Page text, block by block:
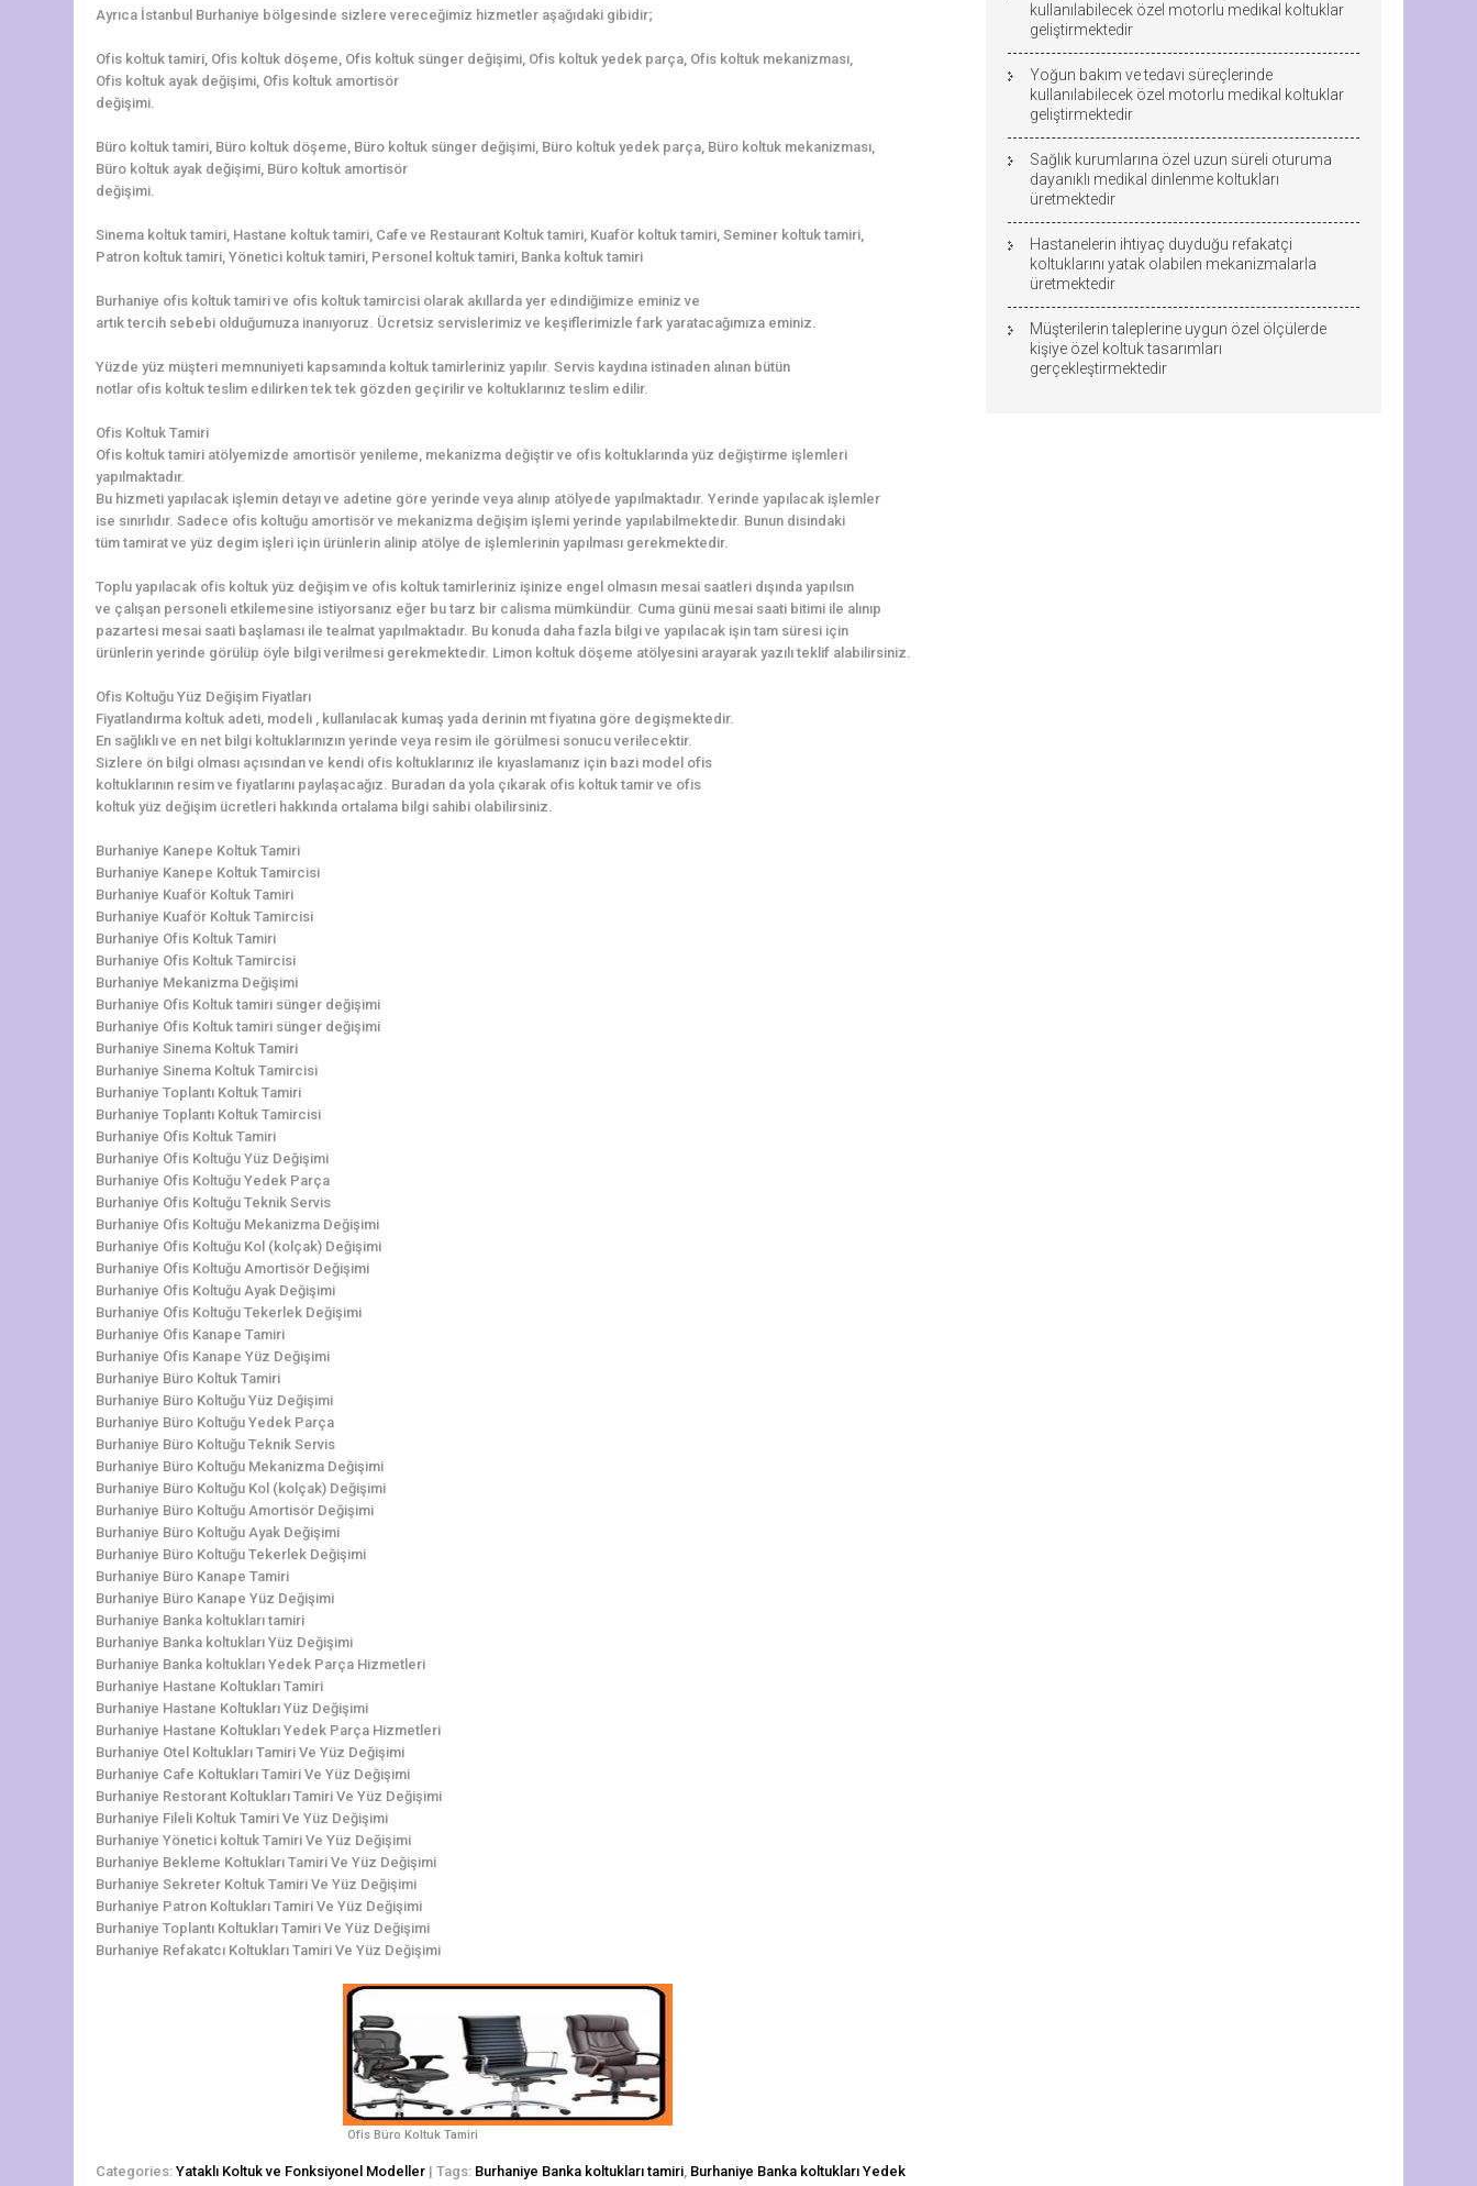
Ayrıca İstanbul Burhaniye bölgesinde sizlere vereceğimiz hizmetler aşağıdaki gibidir;
Ofis koltuk tamiri, Ofis koltuk döşeme, Ofis koltuk sünger değişimi, Ofis koltuk yedek parça, Ofis koltuk mekanizması,
Ofis koltuk ayak değişimi, Ofis koltuk amortisör
değişimi.
Büro koltuk tamiri, Büro koltuk döşeme, Büro koltuk sünger değişimi, Büro koltuk yedek parça, Büro koltuk mekanizması,
Büro koltuk ayak değişimi, Büro koltuk amortisör
değişimi.
Sinema koltuk tamiri, Hastane koltuk tamiri, Cafe ve Restaurant Koltuk tamiri, Kuaför koltuk tamiri, Seminer koltuk tamiri,
Patron koltuk tamiri, Yönetici koltuk tamiri, Personel koltuk tamiri, Banka koltuk tamiri
Burhaniye ofis koltuk tamiri ve ofis koltuk tamircisi olarak akıllarda yer edindiğimize eminiz ve
artık tercih sebebi olduğumuza inanıyoruz. Ücretsiz servislerimiz ve keşiflerimizle fark yaratacağımıza eminiz.
Yüzde yüz müşteri memnuniyeti kapsamında koltuk tamirleriniz yapılır. Servis kaydına istinaden alınan bütün
notlar ofis koltuk teslim edilirken tek tek gözden geçirilir ve koltuklarınız teslim edilir.
Ofis Koltuk Tamiri
Ofis koltuk tamiri atölyemizde amortisör yenileme, mekanizma değiştir ve ofis koltuklarında yüz değiştirme işlemleri
yapılmaktadır.
Bu hizmeti yapılacak işlemin detayı ve adetine göre yerinde veya alınıp atölyede yapılmaktadır. Yerinde yapılacak işlemler
ise sınırlıdır. Sadece ofis koltuğu amortisör ve mekanizma değişim işlemi yerinde yapılabilmektedir. Bunun disindaki
tüm tamirat ve yüz degim işleri için ürünlerin alinip atölye de işlemlerinin yapılması gerekmektedir.
Toplu yapılacak ofis koltuk yüz değişim ve ofis koltuk tamirleriniz işinize engel olmasın mesai saatleri dışında yapılsın
ve çalışan personeli etkilemesine istiyorsanız eğer bu tarz bir calisma mümkündür. Cuma günü mesai saati bitimi ile alınıp
pazartesi mesai saati başlaması ile tealmat yapılmaktadır. Bu konuda daha fazla bilgi ve yapılacak işin tam süresi için
ürünlerin yerinde görülüp öyle bilgi verilmesi gerekmektedir. Limon koltuk döşeme atölyesini arayarak yazılı teklif alabilirsiniz.
Ofis Koltuğu Yüz Değişim Fiyatları
Fiyatlandırma koltuk adeti, modeli , kullanılacak kumaş yada derinin mt fiyatına göre degişmektedir.
En sağlıklı ve en net bilgi koltuklarınızın yerinde veya resim ile görülmesi sonucu verilecektir.
Sizlere ön bilgi olması açısından ve kendi ofis koltuklarınız ile kıyaslamanız için bazi model ofis
koltuklarının resim ve fiyatlarını paylaşacağız. Buradan da yola çıkarak ofis koltuk tamir ve ofis
koltuk yüz değişim ücretleri hakkında ortalama bilgi sahibi olabilirsiniz.
Burhaniye Kanepe Koltuk Tamiri
Burhaniye Kanepe Koltuk Tamircisi
Burhaniye Kuaför Koltuk Tamiri
Burhaniye Kuaför Koltuk Tamircisi
Burhaniye Ofis Koltuk Tamiri
Burhaniye Ofis Koltuk Tamircisi
Burhaniye Mekanizma Değişimi
Burhaniye Ofis Koltuk tamiri sünger değişimi
Burhaniye Ofis Koltuk tamiri sünger değişimi
Burhaniye Sinema Koltuk Tamiri
Burhaniye Sinema Koltuk Tamircisi
Burhaniye Toplantı Koltuk Tamiri
Burhaniye Toplantı Koltuk Tamircisi
Burhaniye Ofis Koltuk Tamiri
Burhaniye Ofis Koltuğu Yüz Değişimi
Burhaniye Ofis Koltuğu Yedek Parça
Burhaniye Ofis Koltuğu Teknik Servis
Burhaniye Ofis Koltuğu Mekanizma Değişimi
Burhaniye Ofis Koltuğu Kol (kolçak) Değişimi
Burhaniye Ofis Koltuğu Amortisör Değişimi
Burhaniye Ofis Koltuğu Ayak Değişimi
Burhaniye Ofis Koltuğu Tekerlek Değişimi
Burhaniye Ofis Kanape Tamiri
Burhaniye Ofis Kanape Yüz Değişimi
Burhaniye Büro Koltuk Tamiri
Burhaniye Büro Koltuğu Yüz Değişimi
Burhaniye Büro Koltuğu Yedek Parça
Burhaniye Büro Koltuğu Teknik Servis
Burhaniye Büro Koltuğu Mekanizma Değişimi
Burhaniye Büro Koltuğu Kol (kolçak) Değişimi
Burhaniye Büro Koltuğu Amortisör Değişimi
Burhaniye Büro Koltuğu Ayak Değişimi
Burhaniye Büro Koltuğu Tekerlek Değişimi
Burhaniye Büro Kanape Tamiri
Burhaniye Büro Kanape Yüz Değişimi
Burhaniye Banka koltukları tamiri
Burhaniye Banka koltukları Yüz Değişimi
Burhaniye Banka koltukları Yedek Parça Hizmetleri
Burhaniye Hastane Koltukları Tamiri
Burhaniye Hastane Koltukları Yüz Değişimi
Burhaniye Hastane Koltukları Yedek Parça Hizmetleri
Burhaniye Otel Koltukları Tamiri Ve Yüz Değişimi
Burhaniye Cafe Koltukları Tamiri Ve Yüz Değişimi
Burhaniye Restorant Koltukları Tamiri Ve Yüz Değişimi
Burhaniye Fileli Koltuk Tamiri Ve Yüz Değişimi
Burhaniye Yönetici koltuk Tamiri Ve Yüz Değişimi
Burhaniye Bekleme Koltukları Tamiri Ve Yüz Değişimi
Burhaniye Sekreter Koltuk Tamiri Ve Yüz Değişimi
Burhaniye Patron Koltukları Tamiri Ve Yüz Değişimi
Burhaniye Toplantı Koltukları Tamiri Ve Yüz Değişimi
Burhaniye Refakatcı Koltukları Tamiri Ve Yüz Değişimi
Ofis Büro Koltuk Tamiri
Categories: Yataklı Koltuk ve Fonksiyonel Modeller | Tags: Burhaniye Banka koltukları tamiri, Burhaniye Banka koltukları Yedek
kullanılabilecek özel motorlu medikal koltuklar
geliştirmektedir
Yoğun bakım ve tedavi süreçlerinde
kullanılabilecek özel motorlu medikal koltuklar
geliştirmektedir
Sağlık kurumlarına özel uzun süreli oturuma
dayanıklı medikal dinlenme koltukları
üretmektedir
Hastanelerin ihtiyaç duyduğu refakatçi
koltuklarını yatak olabilen mekanizmalarla
üretmektedir
Müşterilerin taleplerine uygun özel ölçülerde
kişiye özel koltuk tasarımları
gerçekleştirmektedir